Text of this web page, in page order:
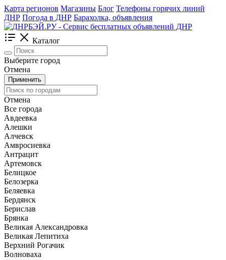
Карта регионов Магазины Блог Телефоны горячих линий
ДНР Погода в ДНР Барахолка, объявления
Каталог
Выберите город
Отмена
Применить
Отмена
Все города
Авдеевка
Алешки
Алчевск
Амвросиевка
Антрацит
Артемовск
Белицкое
Белозерка
Беляевка
Бердянск
Берислав
Брянка
Великая Александровка
Великая Лепитиха
Верхний Рогачик
Волноваха